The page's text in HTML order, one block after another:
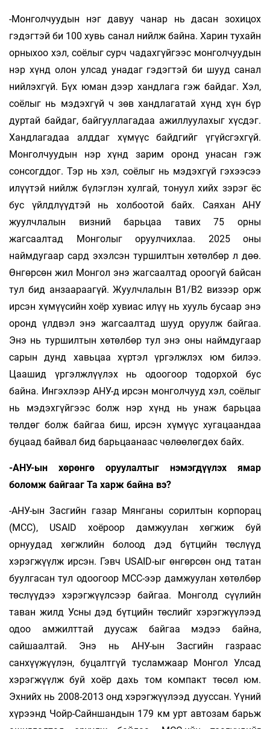
-Монголчуудын нэг давуу чанар нь дасан зохицох
гэдэгтэй би 100 хувь санал нийлж байна. Харин тухайн
орныхоо хэл, соёлыг сурч чадахгүйгээс монголчуудын
нэр хүнд олон улсад унадаг гэдэгтэй би шууд санал
нийлэхгүй. Бүх юман дээр хандлага гэж байдаг. Хэл,
соёлыг нь мэдэхгүй ч зөв хандлагатай хүнд хүн бүр
дуртай байдаг, байгууллагадаа ажиллуулахыг хүсдэг.
Хандлагадаа алддаг хүмүүс байдгийг үгүйсгэхгүй.
Монголчуудын нэр хүнд зарим оронд унасан гэж
сонсогддог. Тэр нь хэл, соёлыг нь мэдэхгүй гэхээсээ
илүүтэй нийлж бүлэглэн хулгай, тонуул хийх зэрэг ёс
бус үйлдлүүдтэй нь холбоотой байх. Саяхан АНУ
жуулчлалын визний барьцаа тавих 75 орны
жагсаалтад Монголыг оруулчихлаа. 2025 оны
наймдугаар сард эхэлсэн туршилтын хөтөлбөр л дөө.
Өнгөрсөн жил Монгол энэ жагсаалтад ороогүй байсан
тул бид анзаараагүй. Жуулчлалын В1/В2 визээр орж
ирсэн хүмүүсийн хоёр хувиас илүү нь хууль бусаар энэ
оронд үлдвэл энэ жагсаалтад шууд оруулж байгаа.
Энэ нь туршилтын хөтөлбөр тул энэ оны наймдугаар
сарын дунд хавьцаа хүртэл үргэлжлэх юм билээ.
Цаашид үргэлжлүүлэх нь одоогоор тодорхой бус
байна. Ингэхлээр АНУ-д ирсэн монголчууд хэл, соёлыг
нь мэдэхгүйгээс болж нэр хүнд нь унаж барьцаа
төлдөг болж байгаа биш, ирсэн хүмүүс хугацаандаа
буцаад байвал бид барьцаанаас чөлөөлөгдөх байх.
-АНУ-ын хөрөнгө оруулалтыг нэмэгдүүлэх ямар
боломж байгааг Та харж байна вэ?
-АНУ-ын Засгийн газар Мянганы сорилтын корпорац
(MCC), USAID хоёроор дамжуулан хөгжиж буй
орнуудад хөгжлийн болоод дэд бүтцийн төслүүд
хэрэгжүүлж ирсэн. Гэвч USAID-ыг өнгөрсөн онд татан
буулгасан тул одоогоор MCC-ээр дамжуулан хөтөлбөр
төслүүдээ хэрэгжүүлсээр байгаа. Монголд сүүлийн
таван жилд Усны дэд бүтцийн төслийг хэрэгжүүлээд
одоо амжилттай дуусаж байгаа мэдээ байна,
сайшаалтай. Энэ нь АНУ-ын Зас­гийн газраас
санхүүжүүлэн, буцалтгүй тусламжаар Монгол Улсад
хэрэгжүүлж буй хоёр дахь том компакт төсөл юм.
Эхнийх нь 2008-2013 онд хэрэгжүүлээд дууссан. Үүний
хүрээнд Чойр-Сайншандын 179 км урт автозам барьж